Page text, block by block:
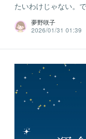
たいわけじゃない。
夢野咲子
2026/01/31 01:39